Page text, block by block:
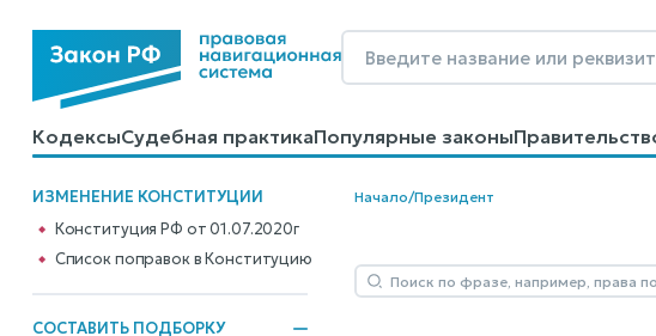
КодексыСудебная практикаПопулярные законы
КалькуляторыСправочные материалыОбразцы договоров
ИЗМЕНЕНИЕ КОНСТИТУЦИИ
Конституция РФ от 01.07.2020г
Cписок поправок в Конституцию
СОСТАВИТЬ ПОДБОРКУ
Начало/Президент